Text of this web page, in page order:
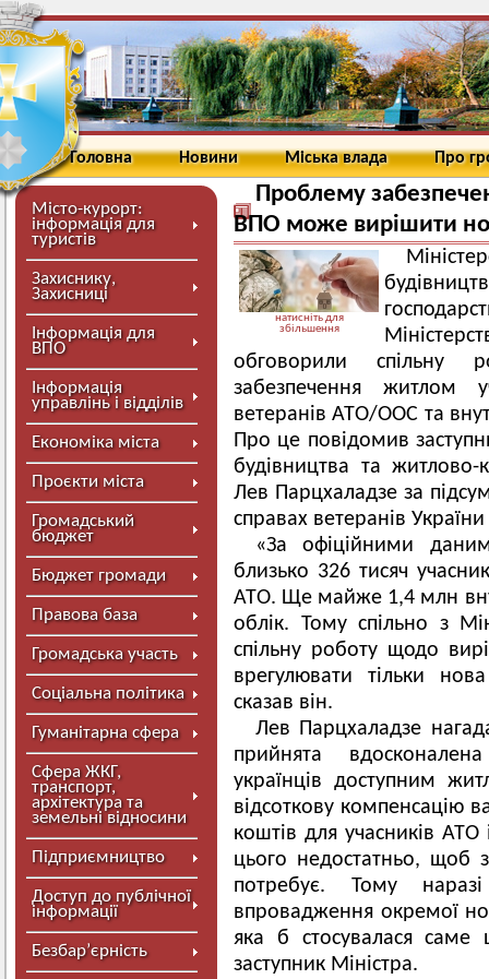
Головна Новини Міська влада Про
Місто-курорт:
інформація для
туристів
Захиснику,
Захисниці
Інформація для
ВПО
Інформація
управлінь і відділів
Економіка міста
Проєкти міста
Громадський
бюджет
Бюджет громади
Правова база
Громадська участь
Соціальна політика
Гуманітарна сфера
Сфера ЖКГ,
транспорт,
архітектура та
земельні відносини
Підприємництво
Доступ до публічної
інформації
Безбар’єрність
Проблему
ВПО може вирішити
натисніть для
збільшення
обговорили спільну
забезпечення житлом
ветеранів АТО/ООС та
Про це повідомив
будівництва та житлово-
Лев Парцхаладзе за
справах ветеранів
«За офіційними
близько 326 тисяч
АТО. Ще майже 1,4 млн
облік. Тому спільно з
спільну роботу щодо
врегулювати тільки
сказав він.
Лев Парцхаладзе
прийнята
українців доступним
відсоткову компенсацію
коштів для учасників
цього недостатньо, щоб
потребує. Тому
впровадження окремої
яка б стосувалася саме
заступник Міністра.